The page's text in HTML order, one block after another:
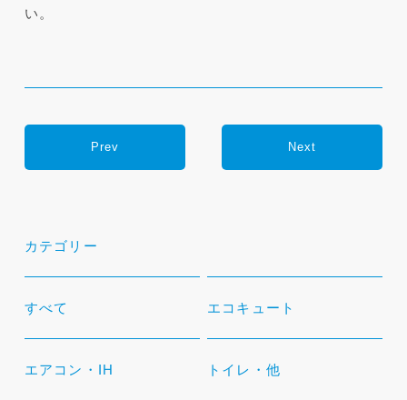
カテゴリー
すべて エコキュート
エアコン・IH トイレ・他
い。
Prev Next